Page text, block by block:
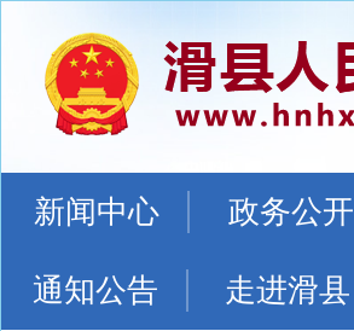
新闻中心 政务公开
通知公告 走进滑县